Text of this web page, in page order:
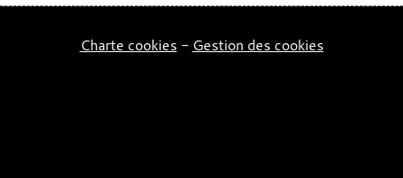
Charte cookies Gestion des cookies